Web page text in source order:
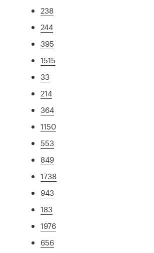
238
244
395
1515
33
214
364
1150
553
849
1738
943
183
1976
656